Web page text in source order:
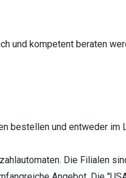
und kompetent beraten
bestellen und entweder im
Die Filialen